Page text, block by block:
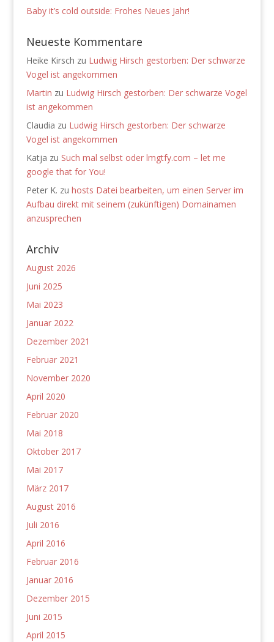
Baby it’s cold outside: Frohes Neues Jahr!
Neueste Kommentare
Heike Kirsch zu Ludwig Hirsch gestorben: Der schwarze
Vogel ist angekommen
Martin zu Ludwig Hirsch gestorben: Der schwarze Vogel
ist angekommen
Claudia zu Ludwig Hirsch gestorben: Der schwarze
Vogel ist angekommen
Katja zu Such mal selbst oder lmgtfy.com – let me
google that for You!
Peter K. zu hosts Datei bearbeiten, um einen Server im
Aufbau direkt mit seinem (zukünftigen) Domainamen
anzusprechen
Archiv
August 2026
Juni 2025
Mai 2023
Januar 2022
Dezember 2021
Februar 2021
November 2020
April 2020
Februar 2020
Mai 2018
Oktober 2017
Mai 2017
März 2017
August 2016
Juli 2016
April 2016
Februar 2016
Januar 2016
Dezember 2015
Juni 2015
April 2015